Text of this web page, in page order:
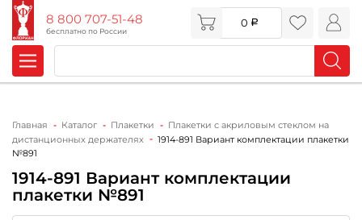
8 800 707-51-48
бесплатно по России
0
Главная Каталог Плакетки
Плакетки с акриловым стеклом на
дистанционных держателях
1914-891 Вариант комплектации плакетки
№891
1914-891 Вариант комплектации
плакетки №891